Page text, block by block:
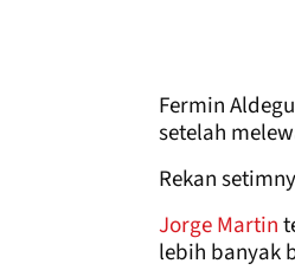
Fermin
setelah
Rekan
Jorge Martin
lebih banyak